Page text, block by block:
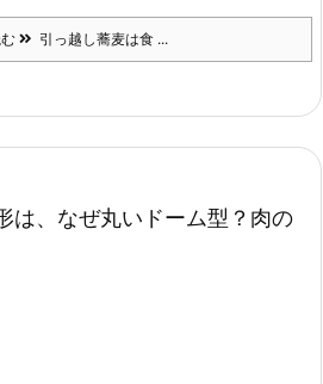
引っ越し蕎麦は食 ...
は、なぜ丸いドーム型？肉の